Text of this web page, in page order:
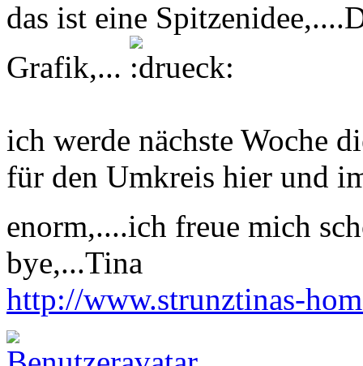
das ist eine
Grafik,...
ich werde nächste Woche
für den Umkreis hier und
enorm,....ich freue mich
bye,...Tina
http://www.strunztinas-